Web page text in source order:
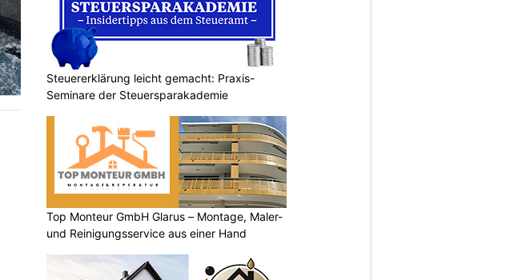
Steuererklärung leicht gemacht: Praxis-
Seminare der Steuersparakademie
Top Monteur GmbH Glarus – Montage, Maler-
und Reinigungsservice aus einer Hand